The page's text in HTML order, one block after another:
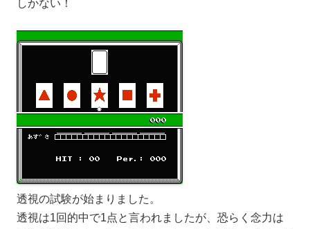
しかない！
透視の試験が始まりました。
透視は1回的中で1点と言われましたが、恐らく念力は